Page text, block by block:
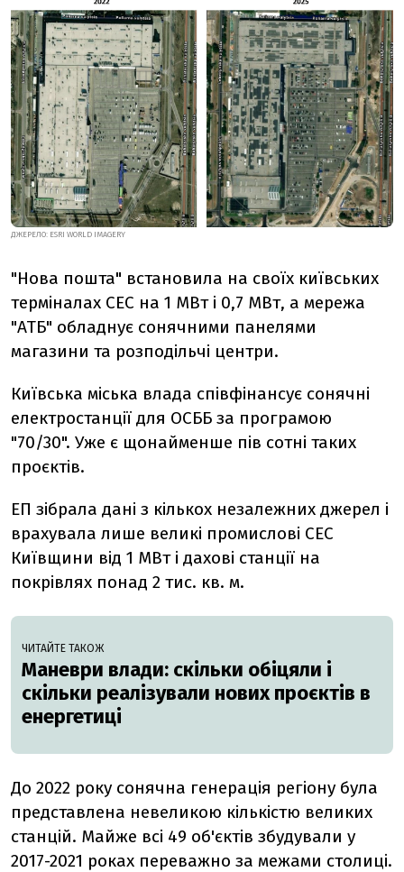
ДЖЕРЕЛО: ESRI WORLD IMAGERY
"Нова пошта" встановила на своїх київських
терміналах СЕС на 1 МВт і 0,7 МВт, а мережа
"АТБ" обладнує сонячними панелями
магазини та розподільчі центри.
Київська міська влада співфінансує сонячні
електростанції для ОСББ за програмою
"70/30". Уже є щонайменше пів сотні таких
проєктів.
ЕП зібрала дані з кількох незалежних джерел і
врахувала лише великі промислові СЕС
Київщини від 1 МВт і дахові станції на
покрівлях понад 2 тис. кв. м.
ЧИТАЙТЕ ТАКОЖ
Маневри влади: скільки обіцяли і
скільки реалізували нових проєктів в
енергетиці
До 2022 року сонячна генерація регіону була
представлена невеликою кількістю великих
станцій. Майже всі 49 об'єктів збудували у
2017-2021 роках переважно за межами столиці.